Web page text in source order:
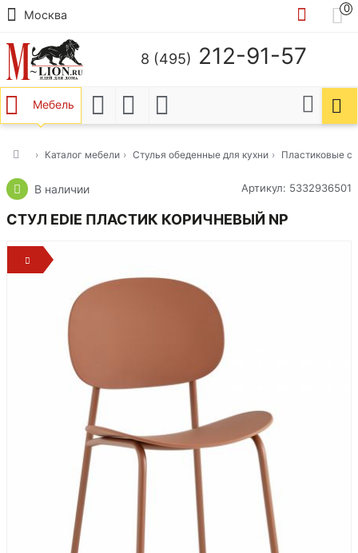
Москва
0
8 (495) 212-91-57
Мебель
Каталог мебели Стулья обеденные для кухни Пластиковые
В наличии Артикул: 5332936501
СТУЛ EDIE ПЛАСТИК КОРИЧНЕВЫЙ NP